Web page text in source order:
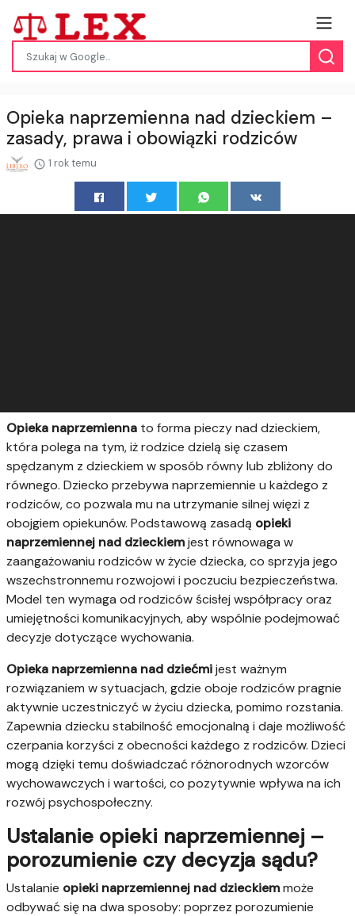
Opieka naprzemienna nad dzieckiem –
zasady, prawa i obowiązki rodziców
1 rok temu
Opieka naprzemienna to forma pieczy nad dzieckiem,
która polega na tym, iż rodzice dzielą się czasem
spędzanym z dzieckiem w sposób równy lub zbliżony do
równego. Dziecko przebywa naprzemiennie u każdego z
rodziców, co pozwala mu na utrzymanie silnej więzi z
obojgiem opiekunów. Podstawową zasadą opieki
naprzemiennej nad dzieckiemjest równowaga w
zaangażowaniu rodziców w życie dziecka, co sprzyja jego
wszechstronnemu rozwojowi i poczuciu bezpieczeństwa.
Model ten wymaga od rodziców ścisłej współpracy oraz
umiejętności komunikacyjnych, aby wspólnie podejmować
decyzje dotyczące wychowania.
Opieka naprzemienna nad dziećmijest ważnym
rozwiązaniem w sytuacjach, gdzie oboje rodziców pragnie
aktywnie uczestniczyć w życiu dziecka, pomimo rozstania.
Zapewnia dziecku stabilność emocjonalną i daje możliwość
czerpania korzyści z obecności każdego z rodziców. Dzieci
mogą dzięki temu doświadczać różnorodnych wzorców
wychowawczych i wartości, co pozytywnie wpływa na ich
rozwój psychospołeczny.
Ustalanie opieki naprzemiennej –
porozumienie czy decyzja sądu?
Ustalanie opieki naprzemiennej nad dzieckiemmoże
odbywać się na dwa sposoby: poprzez porozumienie